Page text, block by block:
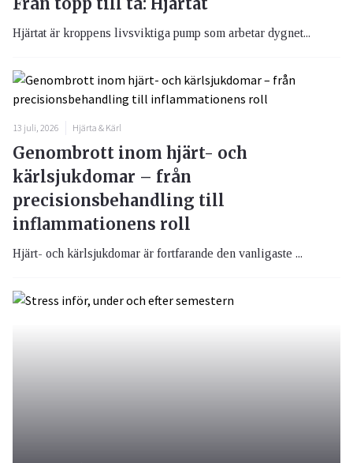
Hjärtat är kroppens livsviktiga pump som arbetar dygnet...
13 juli, 2026 Hjärta & Kärl
Genombrott inom hjärt- och
kärlsjukdomar – från
precisionsbehandling till
inflammationens roll
Hjärt- och kärlsjukdomar är fortfarande den vanligaste ...